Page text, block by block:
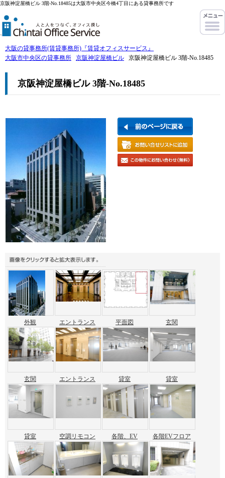
京阪神淀屋橋ビル 3階-No.18485は大阪市中央区今橋4丁目にある貸事務所です
大阪の貸事務所(賃貸事務所)『賃貸オフィスサービス』
大阪市中央区の貸事務所
京阪神淀屋橋ビル 京阪神淀屋橋ビル 3階-No.18485
京阪神淀屋橋ビル 3階-No.18485
外観 エントランス 平面図 玄関
玄関 エントランス 貸室 貸室
貸室 空調リモコン 各階、EV 各階EVフロア